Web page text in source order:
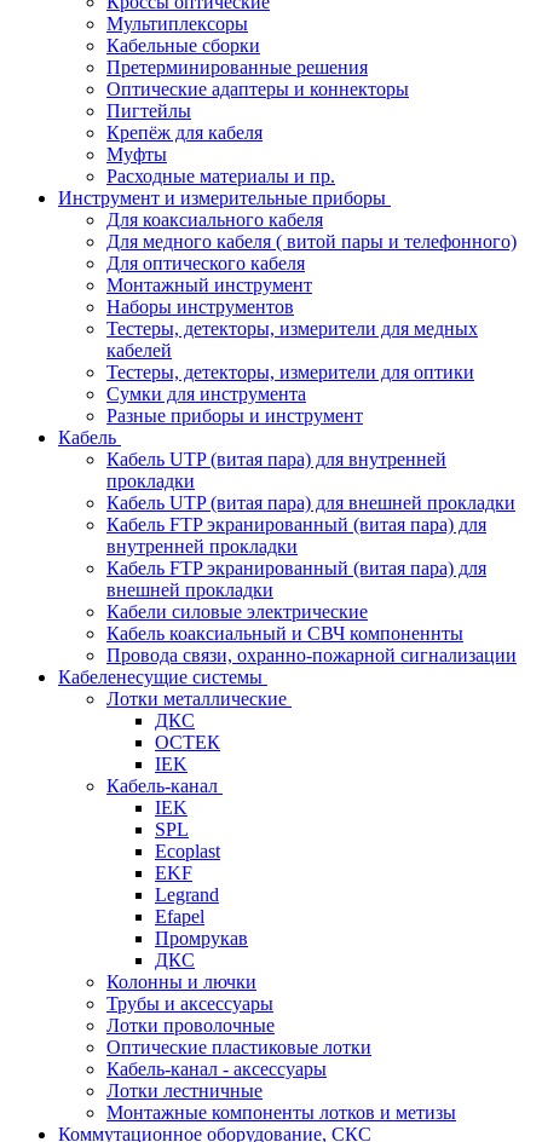
Мультиплексоры
Кабельные сборки
Претерминированные решения
Оптические адаптеры и коннекторы
Пигтейлы
Крепёж для кабеля
Муфты
Расходные материалы и пр.
Инструмент и измерительные приборы
Для коаксиального кабеля
Для медного кабеля ( витой пары и телефонного)
Для оптического кабеля
Монтажный инструмент
Наборы инструментов
Тестеры, детекторы, измерители для медных
кабелей
Тестеры, детекторы, измерители для оптики
Сумки для инструмента
Разные приборы и инструмент
Кабель
Кабель UTP (витая пара) для внутренней
прокладки
Кабель UTP (витая пара) для внешней прокладки
Кабель FTP экранированный (витая пара) для
внутренней прокладки
Кабель FTP экранированный (витая пара) для
внешней прокладки
Кабели силовые электрические
Кабель коаксиальный и СВЧ компоненнты
Провода связи, охранно-пожарной сигнализации
Кабеленесущие системы
Лотки металлические
ДКС
ОСТЕК
IEK
Кабель-канал
IEK
SPL
Ecoplast
EKF
Legrand
Efapel
Промрукав
ДКС
Колонны и лючки
Трубы и аксессуары
Лотки проволочные
Оптические пластиковые лотки
Кабель-канал - аксессуары
Лотки лестничные
Монтажные компоненты лотков и метизы
Коммутационное оборудование, СКС